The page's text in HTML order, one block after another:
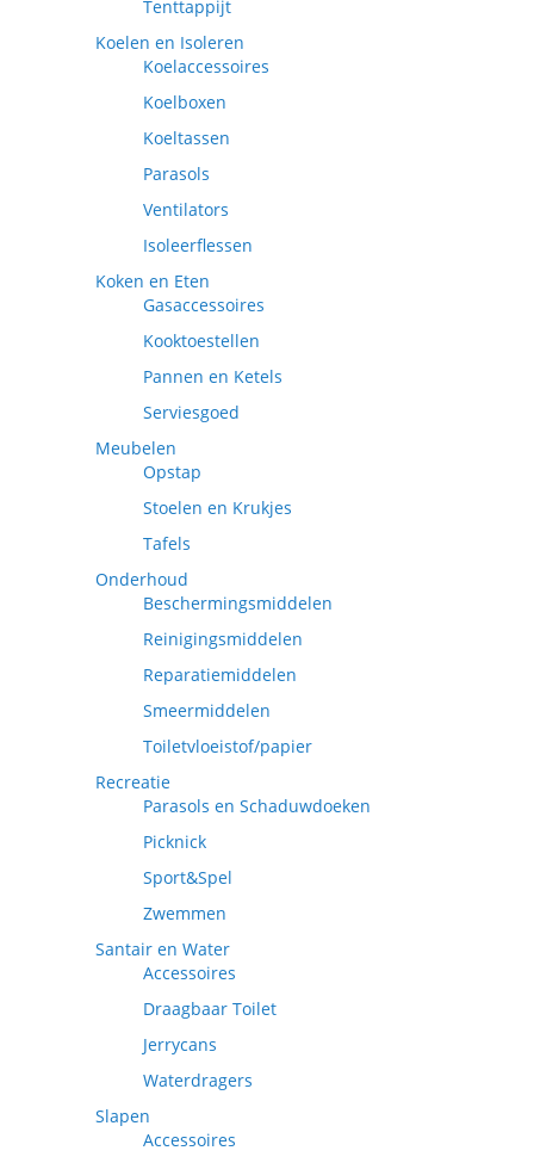
Tenttappijt
Koelen en Isoleren
Koelaccessoires
Koelboxen
Koeltassen
Parasols
Ventilators
Isoleerflessen
Koken en Eten
Gasaccessoires
Kooktoestellen
Pannen en Ketels
Serviesgoed
Meubelen
Opstap
Stoelen en Krukjes
Tafels
Onderhoud
Beschermingsmiddelen
Reinigingsmiddelen
Reparatiemiddelen
Smeermiddelen
Toiletvloeistof/papier
Recreatie
Parasols en Schaduwdoeken
Picknick
Sport&Spel
Zwemmen
Santair en Water
Accessoires
Draagbaar Toilet
Jerrycans
Waterdragers
Slapen
Accessoires